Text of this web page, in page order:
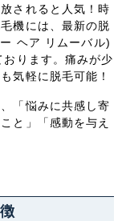
されると人気！時
機には、最新の脱
ヘア リムーバル)
ります。痛みが少
気軽に脱毛可能！
「悩みに共感し寄
と」「感動を与え
広島県
愛媛県
沖縄県